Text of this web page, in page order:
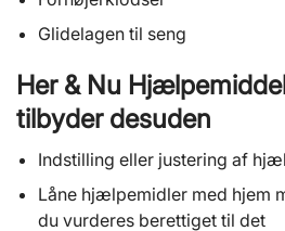
Glidelagen til seng
Her & Nu
tilbyder desuden
Indstilling eller justering af
Låne hjælpemidler med hjem
du vurderes berettiget til det